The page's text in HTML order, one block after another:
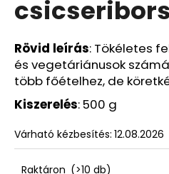
Rövid leírás: Tökéletes
és vegetáriánusok
több főételhez, de
Kiszerelés: 500 g
Várható kézbesítés: 12.08.2026
Raktáron (>10 db)